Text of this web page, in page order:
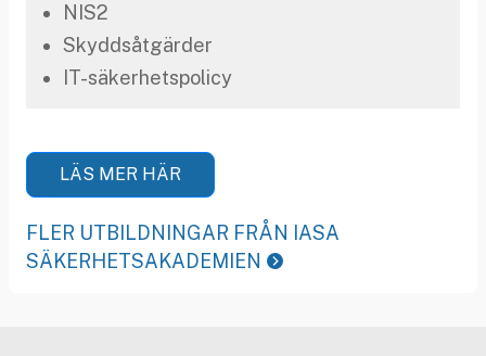
NIS2
Skyddsåtgärder
IT-säkerhetspolicy
LÄS MER HÄR
FLER UTBILDNINGAR FRÅN IASA
SÄKERHETSAKADEMIEN